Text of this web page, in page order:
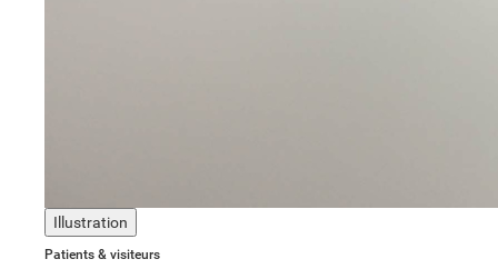
Illustration
Patients & visiteurs